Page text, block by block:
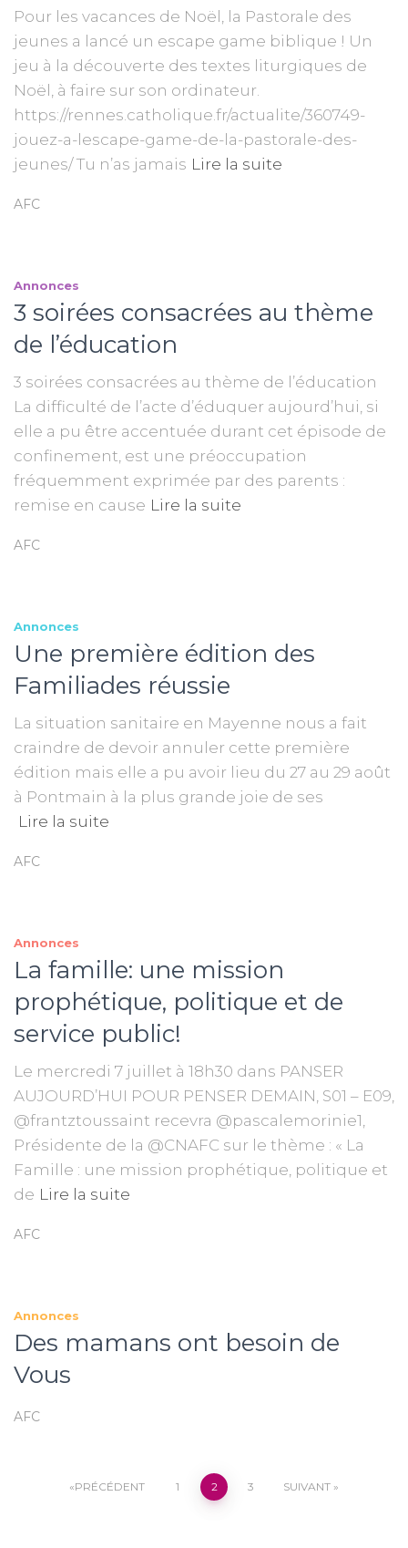
Pour les vacances de Noël, la Pastorale des
jeunes a lancé un escape game biblique ! Un
jeu à la découverte des textes liturgiques de
Noël, à faire sur son ordinateur.
https://rennes.catholique.fr/actualite/360749-
jouez-a-lescape-game-de-la-pastorale-des-
jeunes/ Tu n’as jamais Lire la suite
AFC
Annonces
3 soirées consacrées au thème
de l’éducation
3 soirées consacrées au thème de l’éducation
La difficulté de l’acte d’éduquer aujourd’hui, si
elle a pu être accentuée durant cet épisode de
confinement, est une préoccupation
fréquemment exprimée par des parents :
remise en cause Lire la suite
AFC
Annonces
Une première édition des
Familiades réussie
La situation sanitaire en Mayenne nous a fait
craindre de devoir annuler cette première
édition mais elle a pu avoir lieu du 27 au 29 août
à Pontmain à la plus grande joie de ses
Lire la suite
AFC
Annonces
La famille: une mission
prophétique, politique et de
service public!
Le mercredi 7 juillet à 18h30 dans PANSER
AUJOURD’HUI POUR PENSER DEMAIN, S01 – E09,
@frantztoussaint recevra @pascalemorinie1,
Présidente de la @CNAFC sur le thème : « La
Famille : une mission prophétique, politique et
de Lire la suite
AFC
Annonces
Des mamans ont besoin de
Vous
AFC
Pagination
PRÉCÉDENT 1 2 3 SUIVANT